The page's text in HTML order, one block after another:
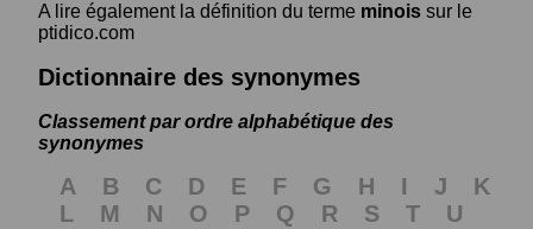
A lire également la définition du terme minois sur le
ptidico.com
Dictionnaire des synonymes
Classement par ordre alphabétique des
synonymes
A B C D E F G H I J
K
L
M N O P Q R S T
U